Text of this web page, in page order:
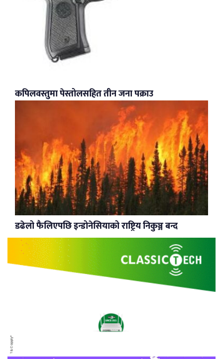
कपिलवस्तुमा पेस्तोलसहित तीन जना पक्राउ
डढेलो फैलिएपछि इन्डोनेसियाको राष्ट्रिय निकुञ्ज बन्द